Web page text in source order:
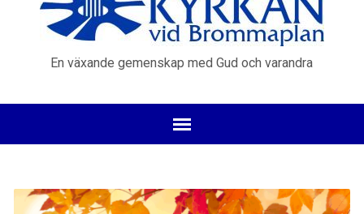
En växande gemenskap med Gud och varandra